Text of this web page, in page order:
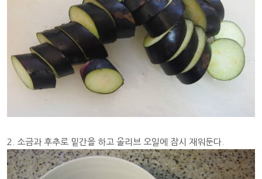
2. 소금과 후추로 밑간을 하고 올리브 오일에 잠시 재워둔다.